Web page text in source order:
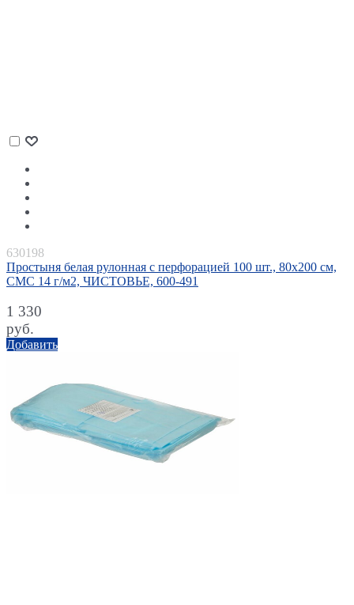
630198
Простыня белая рулонная с перфорацией 100 шт., 80х200 см,
СМС 14 г/м2, ЧИСТОВЬЕ, 600-491
1 330
руб.
Добавить